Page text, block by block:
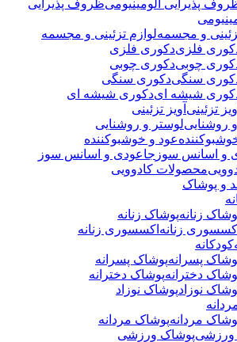
ظروف پذیرایی
لوازم تزئینی و مجسمه
دکوری فلزی
دکوری چوبی
دکوری سنگی
دکوری شیشه ای
آویز تزئینی
لوستر و روشنایی
عود و خوشبوکننده
جاعودی و اسانس سوز
محصولات کادوویی
و پوشاک
پوشاک زنانه
اکسسوری زنانه
کودکانه
پوشاک پسرانه
پوشاک دخترانه
پوشاک نوزاد
پوشاک مردانه
پوشاک ورزشی